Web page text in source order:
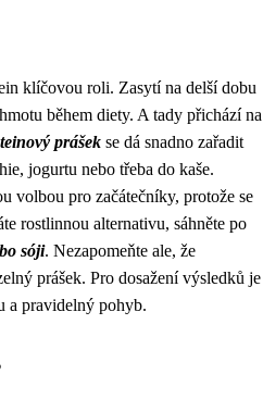
klíčovou roli. Zasytí na delší dobu
během diety. A tady přichází na
prášek se dá snadno zařadit
jogurtu nebo třeba do kaše.
volbou pro začátečníky, protože se
rostlinnou alternativu, sáhněte po
sóji. Nezapomeňte ale, že
prášek. Pro dosažení výsledků je
a pravidelný pohyb.